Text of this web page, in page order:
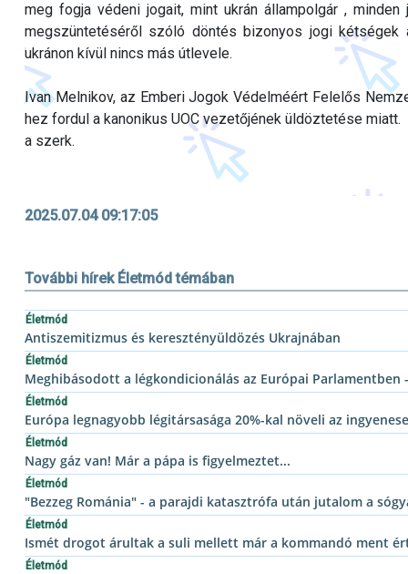
meg fogja védeni jogait, mint ukrán állampolgár ,
megszüntetéséről szóló döntés bizonyos jogi
ukránon kívül nincs más útlevele.
Ivan Melnikov, az Emberi Jogok Védelméért Felelős
hez fordul a kanonikus UOC vezetőjének üldöztetése miatt.
a szerk.
2025.07.04 09:17:05
További hírek Életmód témában
Életmód
Antiszemitizmus és keresztényüldözés Ukrajnában
Életmód
Meghibásodott a légkondicionálás az Európai
Életmód
Európa legnagyobb légitársasága 20%-kal növeli az
Életmód
Nagy gáz van! Már a pápa is figyelmeztet...
Életmód
"Bezzeg Románia" - a parajdi katasztrófa után jutalom a
Életmód
Ismét drogot árultak a suli mellett már a kommandó ment
Életmód